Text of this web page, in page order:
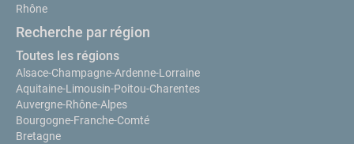
Rhône
Recherche par région
Toutes les régions
Alsace-Champagne-Ardenne-Lorraine
Aquitaine-Limousin-Poitou-Charentes
Auvergne-Rhône-Alpes
Bourgogne-Franche-Comté
Bretagne